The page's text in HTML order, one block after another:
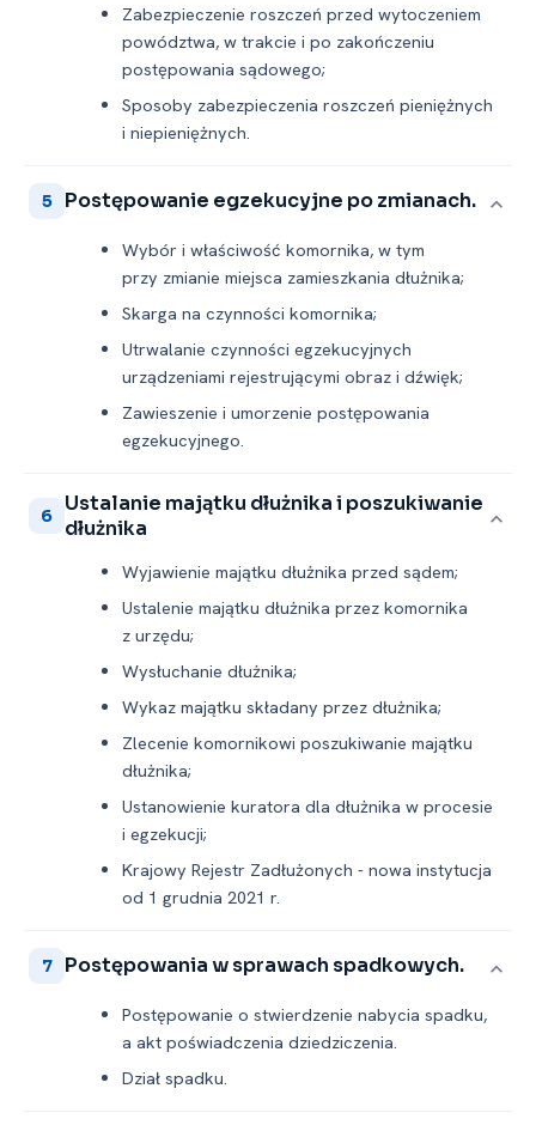
Zabezpieczenie roszczeń przed wytoczeniem
powództwa, w trakcie i po zakończeniu
postępowania sądowego;
Sposoby zabezpieczenia roszczeń pieniężnych
i niepieniężnych.
5 Postępowanie egzekucyjne po zmianach.
Wybór i właściwość komornika, w tym
przy zmianie miejsca zamieszkania dłużnika;
Skarga na czynności komornika;
Utrwalanie czynności egzekucyjnych
urządzeniami rejestrującymi obraz i dźwięk;
Zawieszenie i umorzenie postępowania
egzekucyjnego.
6
Ustalanie majątku dłużnika i poszukiwanie
dłużnika
Wyjawienie majątku dłużnika przed sądem;
Ustalenie majątku dłużnika przez komornika
z urzędu;
Wysłuchanie dłużnika;
Wykaz majątku składany przez dłużnika;
Zlecenie komornikowi poszukiwanie majątku
dłużnika;
Ustanowienie kuratora dla dłużnika w procesie
i egzekucji;
Krajowy Rejestr Zadłużonych -⁠ nowa instytucja
od 1 grudnia 2021 r.
7 Postępowania w sprawach spadkowych.
Postępowanie o stwierdzenie nabycia spadku,
a akt poświadczenia dziedziczenia.
Dział spadku.